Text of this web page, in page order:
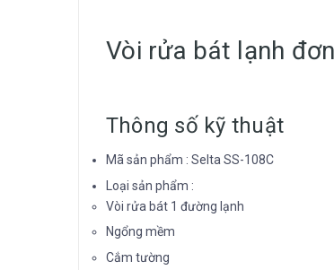
Vòi rửa bát lạnh
Thông số kỹ thuật
Mã sản phẩm : Selta SS-108C
Loại sản phẩm :
Vòi rửa bát 1 đường lạnh
Ngổng mềm
Cắm tường